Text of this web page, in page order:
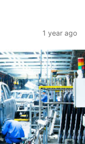
1 year ago